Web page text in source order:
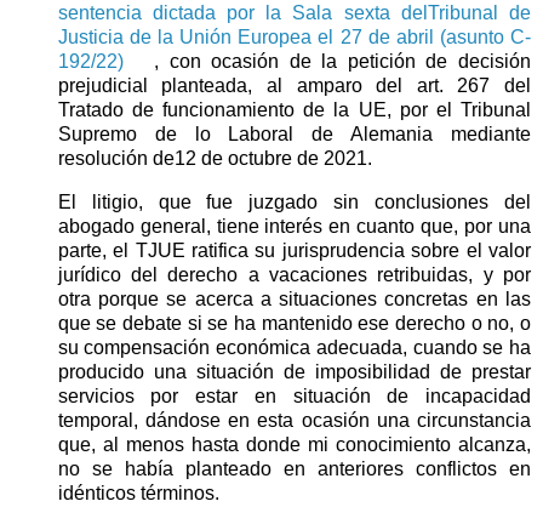
sentencia dictada por la Sala sexta delTribunal de
Justicia de la Unión Europea el 27 de abril (asunto C-
192/22)
, con ocasión de la petición de decisión
prejudicial planteada, al amparo del art. 267 del
Tratado de funcionamiento de la UE, por el Tribunal
Supremo de lo Laboral de Alemania mediante
resolución de12 de octubre de 2021.
El litigio, que fue juzgado sin conclusiones del
abogado general, tiene interés en cuanto que, por una
parte, el TJUE ratifica su jurisprudencia sobre el valor
jurídico del derecho a vacaciones retribuidas, y por
otra porque se acerca a situaciones concretas en las
que se debate si se ha mantenido ese derecho o no, o
su compensación económica adecuada, cuando se ha
producido una situación de imposibilidad de prestar
servicios por estar en situación de incapacidad
temporal, dándose en esta ocasión una circunstancia
que, al menos hasta donde mi conocimiento alcanza,
no se había planteado en anteriores conflictos en
idénticos términos.